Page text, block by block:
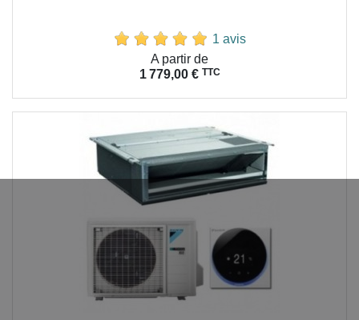
1 avis
A partir de
1 779,00 € TTC